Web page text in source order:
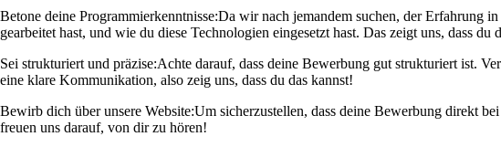
Betone deine Programmierkenntnisse:Da wir nach jemandem suchen, der Erfahrung
gearbeitet hast, und wie du diese Technologien eingesetzt hast. Das zeigt uns, dass du
Sei strukturiert und präzise:Achte darauf, dass deine Bewerbung gut strukturiert ist.
eine klare Kommunikation, also zeig uns, dass du das kannst!
Bewirb dich über unsere Website:Um sicherzustellen, dass deine Bewerbung direkt
freuen uns darauf, von dir zu hören!